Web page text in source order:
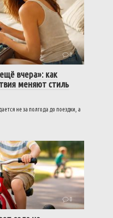
0
вчера»: как
меняют стиль
не за полгода до поездки, а
0